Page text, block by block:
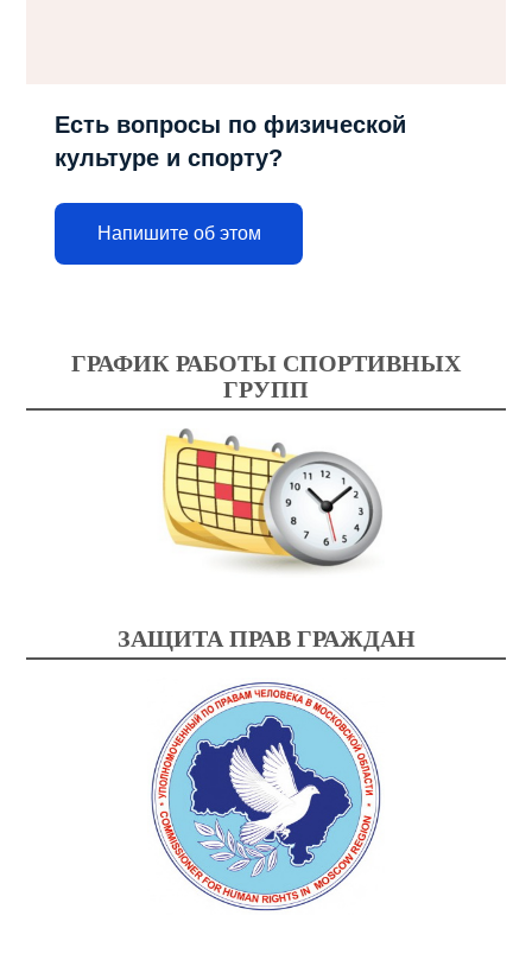
Есть вопросы по физической
культуре и спорту?
Напишите об этом
ГРАФИК РАБОТЫ СПОРТИВНЫХ
ГРУПП
ЗАЩИТА ПРАВ ГРАЖДАН